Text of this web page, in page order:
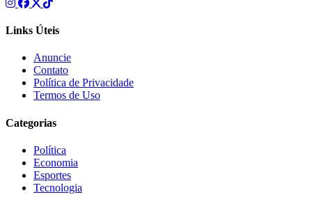
Links Úteis
Anuncie
Contato
Política de Privacidade
Termos de Uso
Categorias
Política
Economia
Esportes
Tecnologia